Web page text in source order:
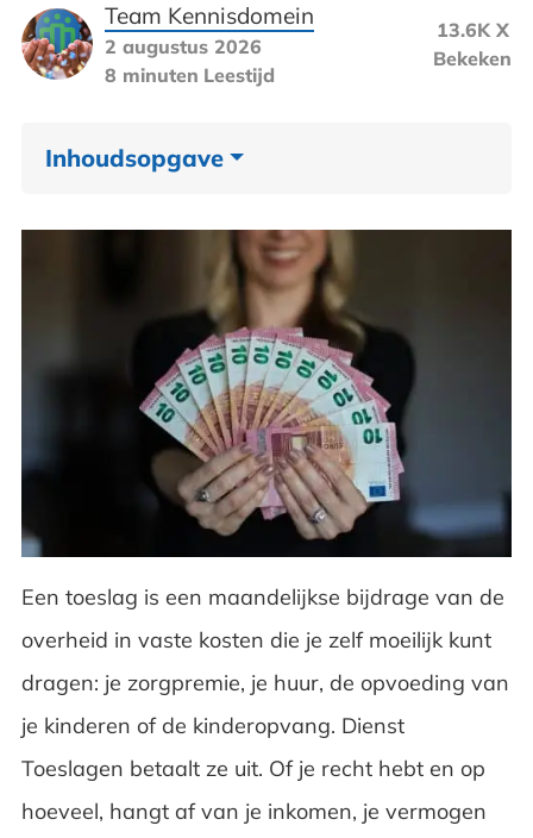
Team Kennisdomein
2 augustus 2026
8 minuten Leestijd
13.6K X
Bekeken
Inhoudsopgave
Zorgtoeslag: bijdrage in je zorgpremie
Huurtoeslag: in 2026 flink verbouwd
Kindgebonden budget: bijdrage in de
kosten van je kinderen
Kinderopvangtoeslag: de enige zonder
Hoeveel vermogen mag je hebben?
Zo vraag je een toeslag aan
Veelgestelde vragen over toeslagen
Een toeslag is een maandelijkse bijdrage van de
overheid in vaste kosten die je zelf moeilijk kunt
dragen: je zorgpremie, je huur, de opvoeding van
je kinderen of de kinderopvang. Dienst
Toeslagen betaalt ze uit. Of je recht hebt en op
hoeveel, hangt af van je inkomen, je vermogen